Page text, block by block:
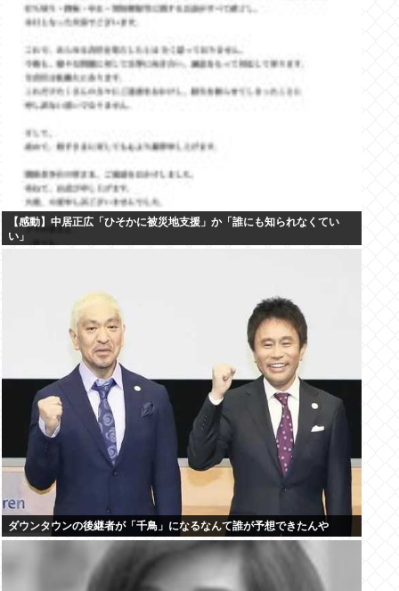
【感動】中居正広「ひそかに被災地支援」か「誰にも知られなくてい
い」
ダウンタウンの後継者が「千鳥」になるなんて誰が予想できたんや